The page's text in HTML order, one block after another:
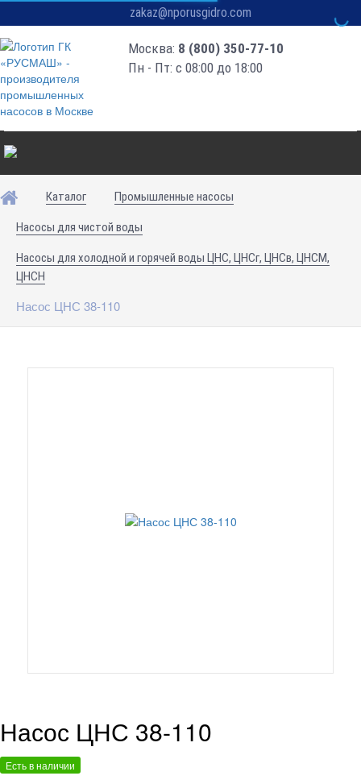
zakaz@nporusgidro.com
Москва: 8 (800) 350-77-10
Пн - Пт: с 08:00 до 18:00
Каталог Промышленные насосы
Насосы для чистой воды
Насосы для холодной и горячей воды ЦНС, ЦНСг, ЦНСв, ЦНСМ,
ЦНСН
Насос ЦНС 38-110
Насос ЦНС 38-110
Есть в наличии